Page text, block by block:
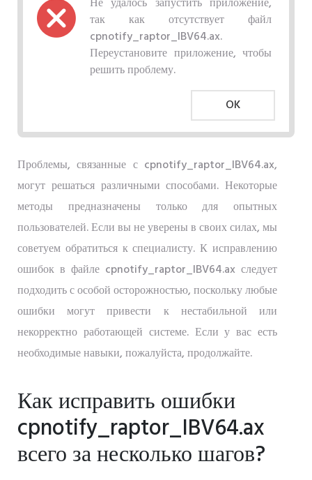
так как отсутствует файл
cpnotify_raptor_IBV64.ax.
Переустановите приложение, чтобы
решить проблему.
OK
Проблемы, связанные с cpnotify_raptor_IBV64.ax,
могут решаться различными способами. Некоторые
методы предназначены только для опытных
пользователей. Если вы не уверены в своих силах, мы
советуем обратиться к специалисту. К исправлению
ошибок в файле cpnotify_raptor_IBV64.ax следует
подходить с особой осторожностью, поскольку любые
ошибки могут привести к нестабильной или
некорректно работающей системе. Если у вас есть
необходимые навыки, пожалуйста, продолжайте.
Как исправить ошибки
cpnotify_raptor_IBV64.ax
всего за несколько шагов?